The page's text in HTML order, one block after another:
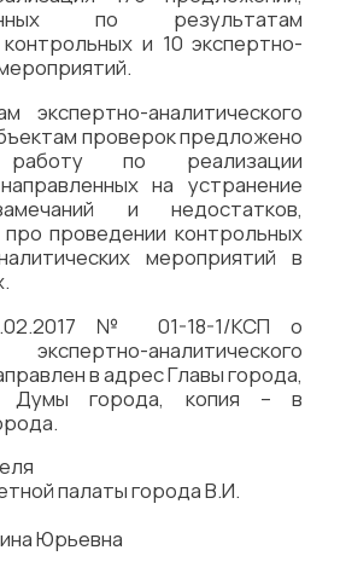
по результатам
и 10 экспертно-
экспертно-аналитического
проверок предложено
работу по реализации
на устранение
и недостатков,
проведении контрольных
мероприятий в
№ 01-18-1/КСП о
аналитического
в адрес Главы города,
Думы города, копия – в
палаты города В.И.
Юрьевна